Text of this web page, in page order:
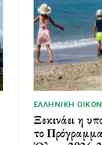
ΕΛΛΗΝΙΚΉ
Ξεκινάει η
το